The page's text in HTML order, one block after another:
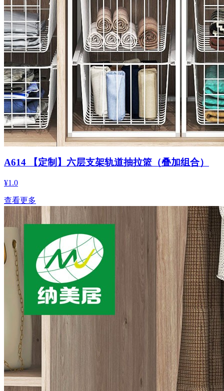
A614 【定制】六层支架轨道抽拉篮（叠加组合）
¥1.0
查看更多